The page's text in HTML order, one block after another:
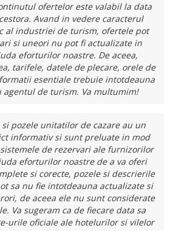
ofertelor este valabil la data
Avand in vedere caracterul
al industriei de turism, ofertele pot
si uneori nu pot fi actualizate in
eforturilor noastre. De aceea,
tarifele, datele de plecare, orele de
esentiale trebuie intotdeauna
agentul de turism. Va multumim!
pozele unitatilor de cazare au un
informativ si sunt preluate in mod
de rezervari ale furnizorilor
eforturilor noastre de a va oferi
si corecte, pozele si descrierile
sa nu fie intotdeauna actualizate si
de aceea ele nu sunt considerate
Va sugeram ca de fiecare data sa
urile oficiale ale hotelurilor si vilelor